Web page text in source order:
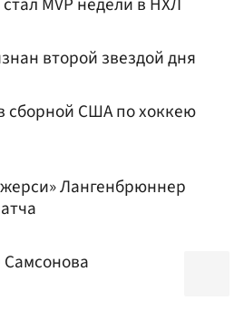
второй звездой дня
сборной США по хоккею
Лангенбрюннер